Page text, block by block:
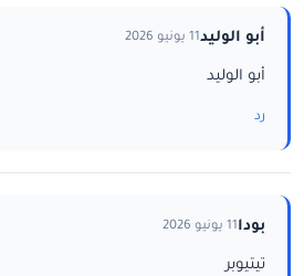
أبو الوليد11 يونيو 2026
أبو الوليد
رد
بودا11 يونيو 2026
تيتيوبر